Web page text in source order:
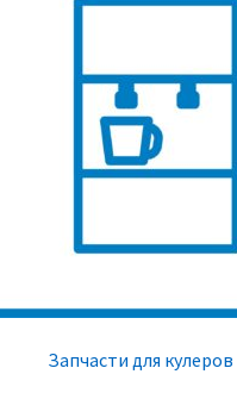
Запчасти для кулеров